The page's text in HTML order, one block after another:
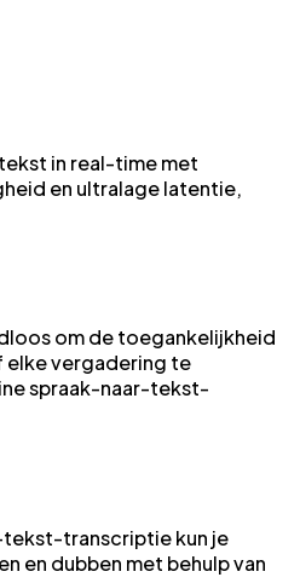
in real-time met
en ultralage latentie,
om de toegankelijkheid
elke vergadering te
spraak-naar-tekst-
tekst-transcriptie kun je
en dubben met behulp van